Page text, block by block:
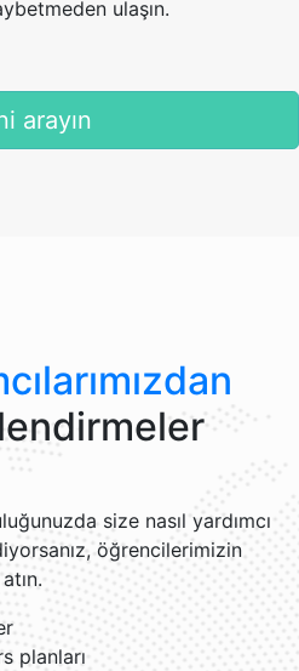
ulaşın.
arayın
size nasıl yardımcı
öğrencilerimizin
planları